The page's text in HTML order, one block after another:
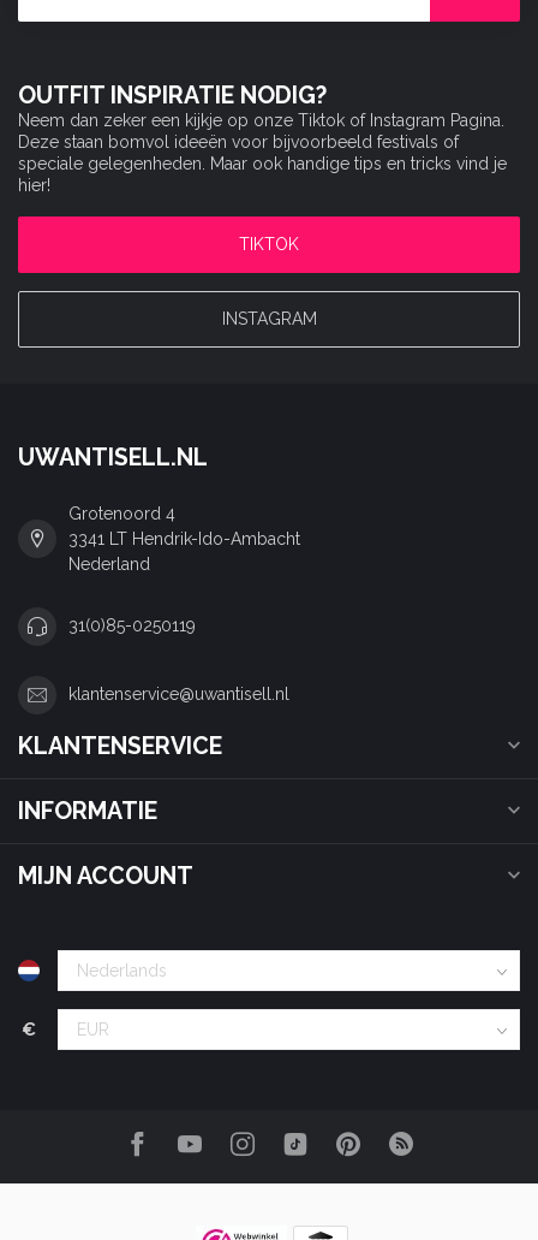
OUTFIT INSPIRATIE NODIG?
Neem dan zeker een kijkje op onze Tiktok of Instagram Pagina.
Deze staan bomvol ideeën voor bijvoorbeeld festivals of
speciale gelegenheden. Maar ook handige tips en tricks vind je
hier!
TIKTOK
INSTAGRAM
UWANTISELL.NL
Grotenoord 4
3341 LT Hendrik-Ido-Ambacht
Nederland
31(0)85-0250119
klantenservice@uwantisell.nl
KLANTENSERVICE
INFORMATIE
MIJN ACCOUNT
€